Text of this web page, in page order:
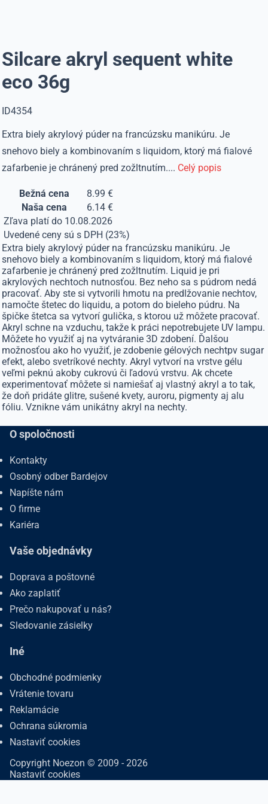
Silcare akryl sequent white
eco 36g
ID4354
Extra biely akrylový púder na francúzsku manikúru. Je
snehovo biely a kombinovaním s liquidom, ktorý má fialové
zafarbenie je chránený pred zožltnutím.... Celý popis
Bežná cena
8.99 €
Naša cena
6.14 €
Zľava platí do 10.08.2026
Uvedené ceny sú s DPH (23%)
Extra biely akrylový púder na francúzsku manikúru. Je
snehovo biely a kombinovaním s liquidom, ktorý má fialové
zafarbenie je chránený pred zožltnutím. Liquid je pri
akrylových nechtoch nutnosťou. Bez neho sa s púdrom nedá
pracovať. Aby ste si vytvorili hmotu na predlžovanie nechtov,
namočte štetec do liquidu, a potom do bieleho púdru. Na
špičke štetca sa vytvorí gulička, s ktorou už môžete pracovať.
Akryl schne na vzduchu, takže k práci nepotrebujete UV lampu.
Môžete ho využiť aj na vytváranie 3D zdobení. Ďalšou
možnosťou ako ho využiť, je zdobenie gélových nechtpv sugar
efekt, alebo svetríkové nechty. Akryl vytvorí na vrstve gélu
veľmi peknú akoby cukrovú či ľadovú vrstvu. Ak chcete
experimentovať môžete si namiešať aj vlastný akryl a to tak,
že doň pridáte glitre, sušené kvety, auroru, pigmenty aj alu
fóliu. Vznikne vám unikátny akryl na nechty.
O spoločnosti
Kontakty
Osobný odber Bardejov
Napíšte nám
O firme
Kariéra
Vaše objednávky
Doprava a poštovné
Ako zaplatiť
Prečo nakupovať u nás?
Sledovanie zásielky
Iné
Obchodné podmienky
Vrátenie tovaru
Reklamácie
Ochrana súkromia
Nastaviť cookies
Copyright Noezon © 2009 - 2026
Nastaviť cookies